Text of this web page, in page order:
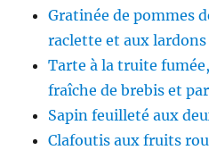
Gratinée de pommes
raclette et aux lardons
Tarte à la truite
fraîche de brebis et
Sapin feuilleté aux
Clafoutis aux fruits